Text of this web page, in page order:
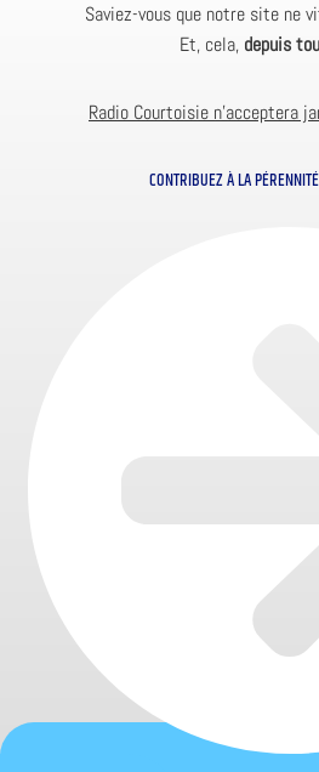
Saviez-vous que notre site ne
Et, cela, depuis
Radio Courtoisie n’acceptera
CONTRIBUEZ À LA